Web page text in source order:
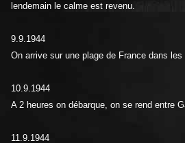
lendemain le calme est revenu.
9.9.1944
On arrive sur une plage de France dans
10.9.1944
A 2 heures on débarque, on se rend entre
11.9.1944